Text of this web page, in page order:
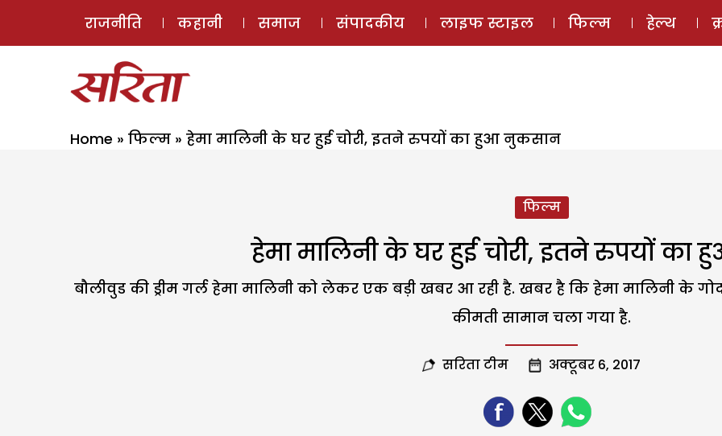
ई-मैगज़ीन
राजनीति कहानी समाज संपादकीय लाइफ स्टाइल फिल्म हेल्थ
Home » फिल्म » हेमा मालिनी के घर हुई चोरी, इतने रुपयों का हुआ नुकसान
फिल्म
हेमा मालिनी के घर हुई चोरी, इतने रुपयों
बौलीवुड की ड्रीम गर्ल हेमा मालिनी को लेकर एक बड़ी खबर आ रही है. खबर है कि हेमा मालिनी के
कीमती सामान चला गया है.
सरिता टीम अक्टूबर 6, 2017